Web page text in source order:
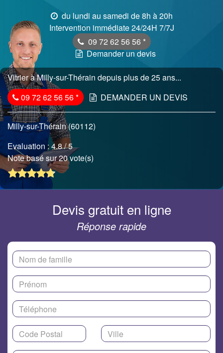
du lundi au samedi de 8h à 20h
Intervention immédiate 24/24H 7/7J
09 72 62 56 56 *
Demander un devis
Vitrier à Milly-sur-Thérain depuis plus de 25 ans...
09 72 62 56 56* DEMANDER UN DEVIS
Milly-sur-Thérain (60112)
Evaluation :4.8/ 5
Note basé sur 20 vote(s)
Devis gratuit en ligne
Réponse rapide